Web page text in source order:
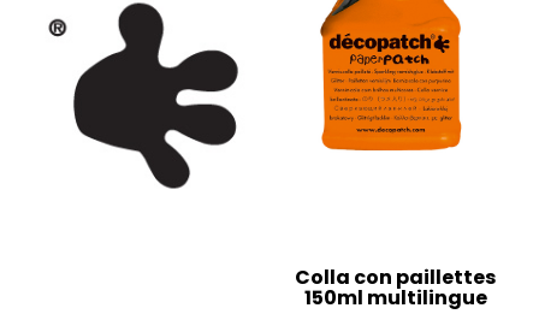
Colla con paillettes
150ml multilingue